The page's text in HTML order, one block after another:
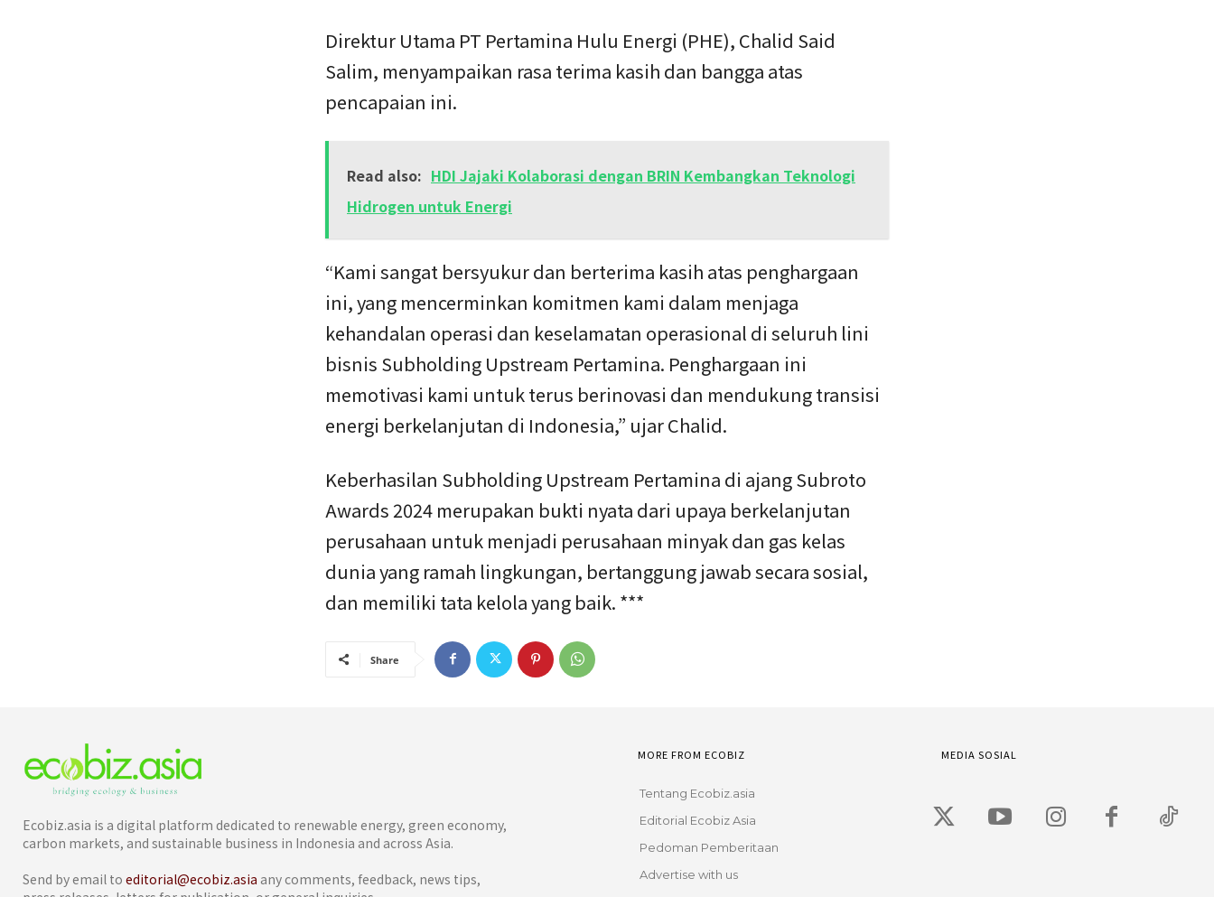
Direktur Utama PT Pertamina Hulu Energi (PHE), Chalid Said
Salim, menyampaikan rasa terima kasih dan bangga atas
pencapaian ini.
Read also: HDI Jajaki Kolaborasi dengan BRIN Kembangkan Teknologi
Hidrogen untuk Energi
“Kami sangat bersyukur dan berterima kasih atas penghargaan
ini, yang mencerminkan komitmen kami dalam menjaga
kehandalan operasi dan keselamatan operasional di seluruh lini
bisnis Subholding Upstream Pertamina. Penghargaan ini
memotivasi kami untuk terus berinovasi dan mendukung transisi
energi berkelanjutan di Indonesia,” ujar Chalid.
Keberhasilan Subholding Upstream Pertamina di ajang Subroto
Awards 2024 merupakan bukti nyata dari upaya berkelanjutan
perusahaan untuk menjadi perusahaan minyak dan gas kelas
dunia yang ramah lingkungan, bertanggung jawab secara sosial,
dan memiliki tata kelola yang baik. ***
Share
Ecobiz.asia is a digital platform dedicated to renewable energy, green economy,
carbon markets, and sustainable business in Indonesia and across Asia.
Send by email to editorial@ecobiz.asia any comments, feedback, news tips,
MORE FROM ECOBIZ
Tentang Ecobiz.asia
Editorial Ecobiz Asia
Pedoman Pemberitaan
Advertise with us
MEDIA SOSIAL